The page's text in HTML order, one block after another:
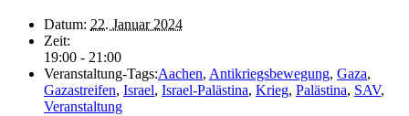
Datum: 22. Januar 2024
Zeit:
19:00 - 21:00
Veranstaltung-Tags:Aachen, Antikriegsbewegung, Gaza,
Gazastreifen, Israel, Israel-Palästina, Krieg, Palästina, SAV,
Veranstaltung